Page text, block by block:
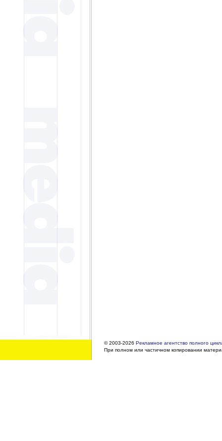
© 2003-2026 Рекламное агентство полного
При полном или частичном копировании